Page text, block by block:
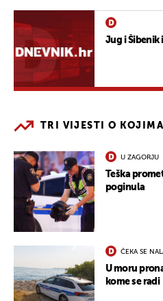
Jug i
TRI VIJESTI O KOJIMA
U ZAGORJU
Teška
poginula
ČEKA SE
U moru
kome se radi